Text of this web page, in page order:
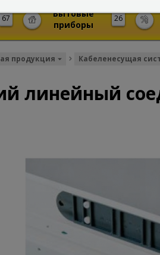
67 26
Бытовые
приборы
продукция Кабеленесущая
линейный